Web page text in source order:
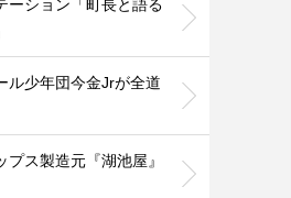
ーション「町長と語る
ル少年団今金Jrが全道
プス製造元『湖池屋』